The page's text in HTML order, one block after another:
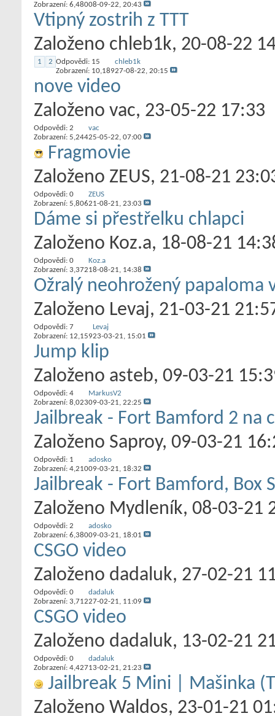
Zobrazení: 6,48008-09-22, 20:43
Vtipný zostrih z TTT
Založeno chleb1k‎, 20-08-22
1 2 Odpovědi: 15
Zobrazení: 10,189
chleb1k
27-08-22, 20:15
nove video
Založeno vac‎, 23-05-22 17:33
Odpovědi: 2
Zobrazení: 5,244
vac
25-05-22, 07:00
Fragmovie
Založeno ZEUS‎, 21-08-21
Odpovědi: 0
Zobrazení: 5,806
ZEUS
21-08-21, 23:03
Dáme si přestřelku chlapci
Založeno Koz.a‎, 18-08-21
Odpovědi: 0
Zobrazení: 3,372
Koz.a
18-08-21, 14:38
Ožralý neohrožený papaloma
Založeno Levaj‎, 21-03-21
Odpovědi: 7
Zobrazení: 12,159
Levaj
23-03-21, 15:01
Jump klip
Založeno asteb‎, 09-03-21
Odpovědi: 4
Zobrazení: 8,023
MarkusV2
09-03-21, 22:25
Jailbreak - Fort Bamford 2 na
Založeno Saproy‎, 09-03-21
Odpovědi: 1
Zobrazení: 4,210
adosko
09-03-21, 18:32
Jailbreak - Fort Bamford, Box
Založeno Mydleník‎, 08-03-21
Odpovědi: 2
Zobrazení: 6,380
adosko
09-03-21, 18:01
CSGO video
Založeno dadaluk‎, 27-02-21
Odpovědi: 0
Zobrazení: 3,712
dadaluk
27-02-21, 11:09
CSGO video
Založeno dadaluk‎, 13-02-21
Odpovědi: 0
Zobrazení: 4,427
dadaluk
13-02-21, 21:23
Jailbreak 5 Mini | Mašinka
Založeno Waldos‎, 23-01-21